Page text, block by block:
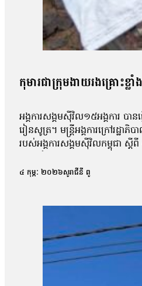
កុមារជាក្រុមងាយរងគ្រោះខ្
អង្គការសង្គមស៊ីវិល១៥អង្គការ ប
រៀនសូត្រ។ មន្ត្រីអង្គការក្រៅរដ្
របស់អង្គការសង្គមស៊ីវិលកម្ពុជា ស្តីពី
សុខភាព បរិស្ថាន វប្បធម៌ និងអធិបត
ខ្វះសាលារៀនបានសមរម្យពាក់ព័
ភាព និងបរិយាកាសសិក្សាមិនសមរ
និងអារម្មណ៍អវិជ្ជមាន ដែលត្រូវក
សំណូមពររបស់សង្គមជាតិហើយគឺបង្
និងមានអាហារូបត្ថម្ភបន្ថែមនៅ
៤ កុម្ភៈ ២០២៦សូរាជីនី ពូ